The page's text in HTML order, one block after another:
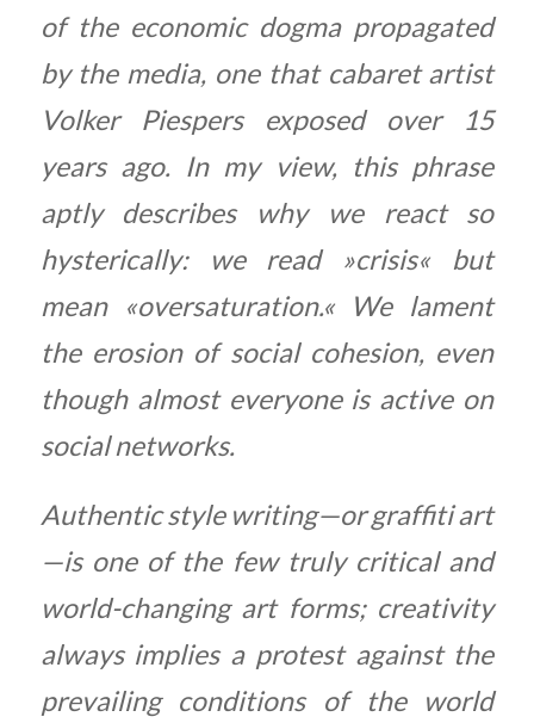
of the economic dogma propagated
by the media, one that cabaret artist
Volker Piespers exposed over 15
years ago. In my view, this phrase
aptly describes why we react so
hysterically: we read »crisis« but
mean «oversaturation.« We lament
the erosion of social cohesion, even
though almost everyone is active on
social networks.
Authentic style writing—or graffiti art
—is one of the few truly critical and
world-changing art forms; creativity
always implies a protest against the
prevailing conditions of the world